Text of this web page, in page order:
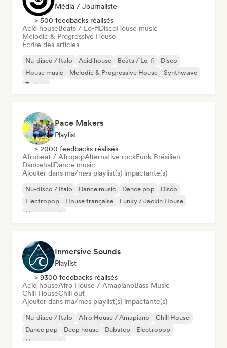
Média / Journaliste
> 500 feedbacks réalisés
Acid houseBeats / Lo-fiDiscoHouse music
Melodic & Progressive House
Écrire des articles
Nu-disco / Italo Acid house Beats / Lo-fi
Disco
House music
Melodic & Progressive House
Synthwave
Techno
Pace Makers
Playlist
> 2000 feedbacks réalisés
Afrobeat / AfropopAlternative rockFunk Brésilien
DancehallDance music
Ajouter dans ma/mes playlist(s) impactante(s)
Nu-disco / Italo Dance music Dance pop
Disco
Electropop
House française
Funky / Jackin House
House music
Inmersive Sounds
Playlist
> 9300 feedbacks réalisés
Acid houseAfro House / AmapianoBass Music
Chill HouseChill out
Ajouter dans ma/mes playlist(s) impactante(s)
Nu-disco / Italo Afro House / Amapiano
Chill House
Dance pop
Deep house Dubstep
Electropop
House music